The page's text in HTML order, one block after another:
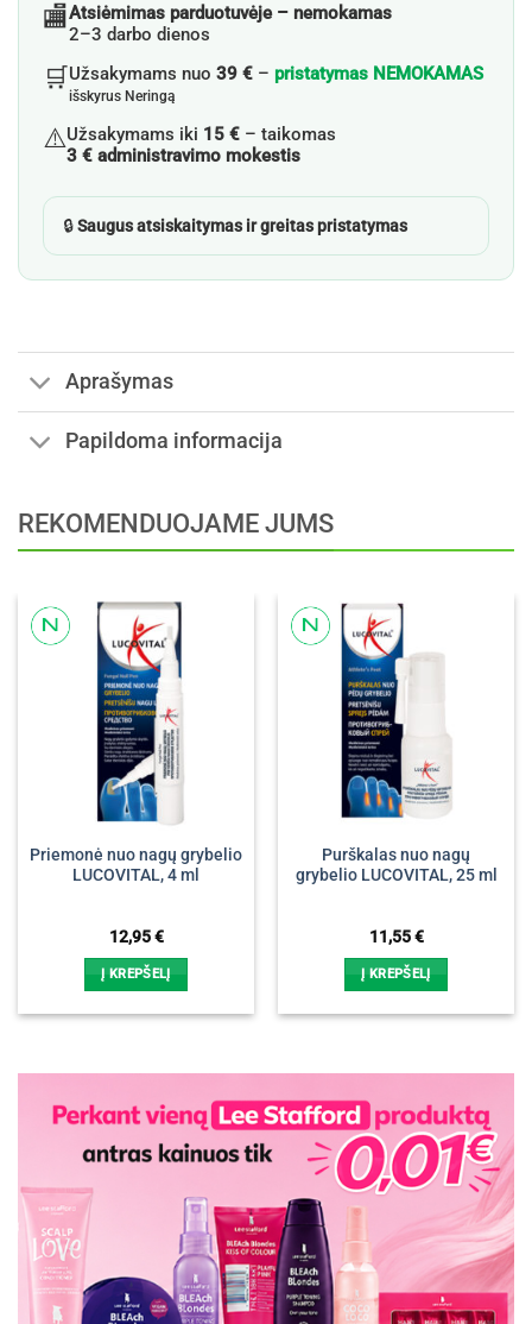
🏬Atsiėmimas parduotuvėje – nemokamas
2–3 darbo dienos
🛒Užsakymams nuo 39 € – pristatymas NEMOKAMAS
išskyrus Neringą
⚠️Užsakymams iki 15 € – taikomas
3 € administravimo mokestis
🔒Saugus atsiskaitymas ir greitas pristatymas
Aprašymas
Papildoma informacija
REKOMENDUOJAME JUMS
Priemonė nuo nagų grybelio
LUCOVITAL, 4 ml
12,95€
Į KREPŠELĮ
Purškalas nuo nagų
grybelio LUCOVITAL, 25 ml
11,55€
Į KREPŠELĮ